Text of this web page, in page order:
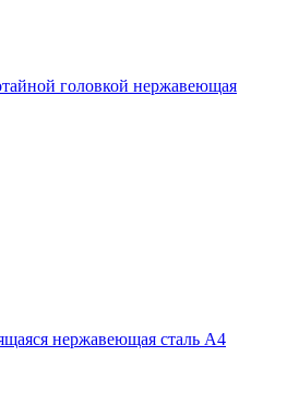
головкой нержавеющая
нержавеющая сталь A4